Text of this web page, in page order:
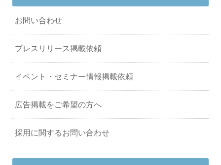
お問い合わせ
プレスリリース掲載依頼
イベント・セミナー情報掲載依頼
広告掲載をご希望の方へ
採用に関するお問い合わせ